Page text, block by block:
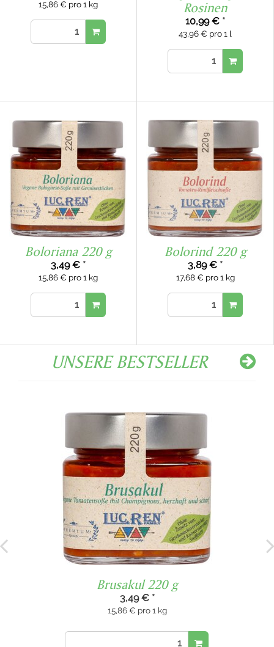
15,86 € pro 1 kg
Rosinen
10,99 € *
43,96 € pro 1 l
Boloriana 220 g
3,49 € *
15,86 € pro 1 kg
Bolorind 220 g
3,89 € *
17,68 € pro 1 kg
UNSERE BESTSELLER
Brusakul 220 g
3,49 € *
15,86 € pro 1 kg